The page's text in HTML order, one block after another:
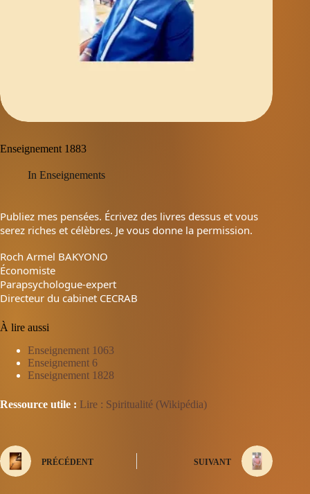
Enseignement 1883
In Enseignements
Publiez mes pensées. Écrivez des livres dessus et vous
serez riches et célèbres. Je vous donne la permission.
Roch Armel BAKYONO
Économiste
Parapsychologue-expert
Directeur du cabinet CECRAB
À lire aussi
Enseignement 1063
Enseignement 6
Enseignement 1828
Ressource utile : Lire : Spiritualité (Wikipédia)
PRÉCÉDENT SUIVANT